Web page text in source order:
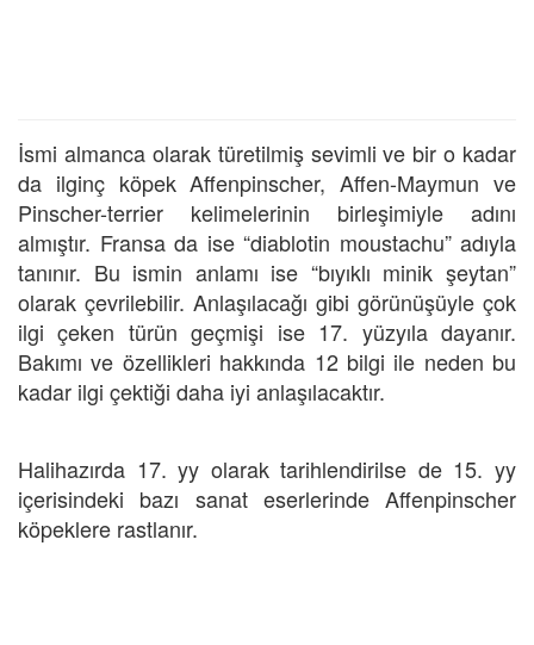
İsmi almanca olarak türetilmiş sevimli ve bir o kadar
da ilginç köpek Affenpinscher, Affen-Maymun ve
Pinscher-terrier kelimelerinin birleşimiyle adını
almıştır. Fransa da ise “diablotin moustachu” adıyla
tanınır. Bu ismin anlamı ise “bıyıklı minik şeytan”
olarak çevrilebilir. Anlaşılacağı gibi görünüşüyle çok
ilgi çeken türün geçmişi ise 17. yüzyıla dayanır.
Bakımı ve özellikleri hakkında 12 bilgi ile neden bu
kadar ilgi çektiği daha iyi anlaşılacaktır.
Halihazırda 17. yy olarak tarihlendirilse de 15. yy
içerisindeki bazı sanat eserlerinde Affenpinscher
köpeklere rastlanır.